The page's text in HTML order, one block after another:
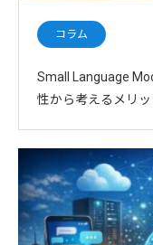
コラム
Small Language
性から考えるメリッ